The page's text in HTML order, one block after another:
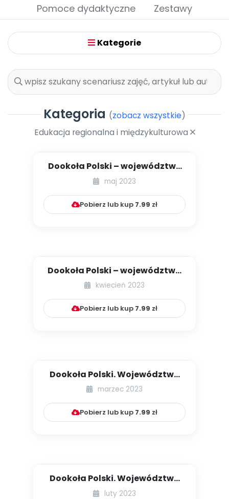
Archiwalne numery
Pomoc
Pomoce dydaktyczne
Zestawy
Kategorie
Kategoria (zobacz wszystkie)
Edukacja regionalna i międzykulturowa
Dookoła Polski – województwo
małopolskie
maj 2023
Pobierz lub kup 7.99 zł
Dookoła Polski – województwa
wielkopolskie i śląskie...
kwiecień 2023
Pobierz lub kup 7.99 zł
Dookoła Polski. Województwa
dolnośląskie i pomorskie...
marzec 2023
Pobierz lub kup 7.99 zł
Dookoła Polski. Województwa
warmińsko-mazurskie oraz po...
luty 2023